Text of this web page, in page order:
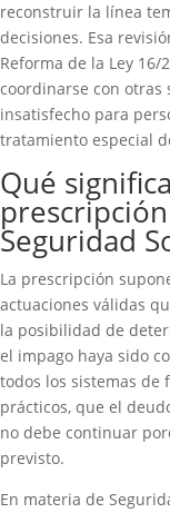
reconstruir la línea
decisiones. Esa
Reforma de la Ley
coordinarse con otras
insatisfecho para
tratamiento especial
Qué
Seguridad
La prescripción
actuaciones válidas
la posibilidad de
el impago haya sido
todos los sistemas de
prácticos, que el
no debe continuar
previsto.
En materia de